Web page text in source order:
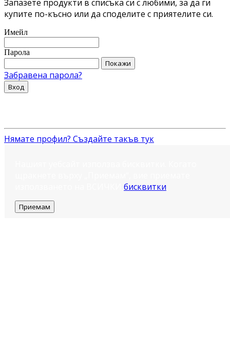
Запазете продукти в списъка си с любими, за да ги
купите по-късно или да споделите с приятелите си.
Имейл
Парола
Покажи
Забравена парола?
Вход
Нямате профил? Създайте такъв тук
бисквитки
Приемам